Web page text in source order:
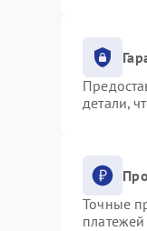
детали,
Точные